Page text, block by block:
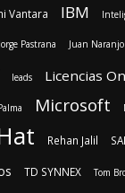
Vantara IBM
Jorge Pastrana Juan Naranjo
leads Licencias
Microsoft
Rehan Jalil
TD SYNNEX Tom